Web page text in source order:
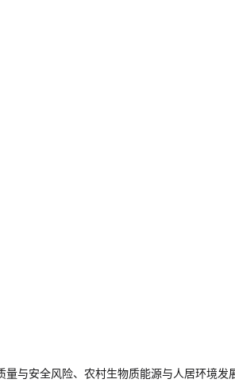
与安全风险、农村生物质能源与人居环境